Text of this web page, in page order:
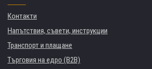
Контакти
Напътствия, съвети, инструкции
Транспорт и плащане
Търговия на едро (B2B)